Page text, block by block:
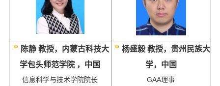
陈静 教授，内蒙古科技大
学包头师范学院 ，中国
信息科学与技术学院院长
杨盛毅 教授，贵州民族大
学，中国
GAA理事